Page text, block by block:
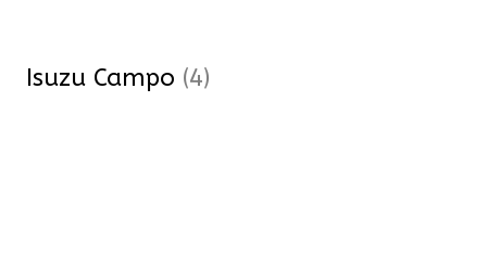
Isuzu Campo (4)